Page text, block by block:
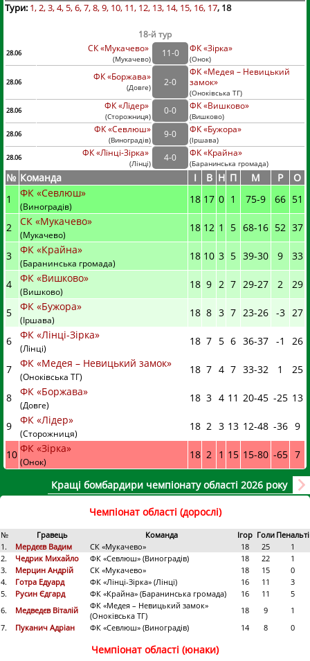
Тури: 1 2 3 4 5 6 7 8 9 10 11 12 13 14 15 16 17 18
18-й тур
28.06 СК «Мукачево»
(Мукачево)
11-0 ФК «Зірка»
(Онок)
28.06
ФК «Боржава»
(Довге)
2-0
ФК «Медея – Невицький
замок»
(Оноківська ТГ)
28.06
ФК «Лідер»
(Сторожниця)
0-0 ФК «Вишково»
(Вишково)
28.06
ФК «Севлюш»
(Виноградів)
9-0 ФК «Бужора»
(Іршава)
28.06
ФК «Лінці-Зірка»
(Лінці)
4-0 ФК «Крайна»
(Баранинська громада)
№ Команда I В Н П М Р
О
1
ФК «Севлюш»
(Виноградів)
18 17 0 1 75-9 66 51
2 СК «Мукачево»
(Мукачево)
18 12 1 5 68-16 52 37
3 ФК «Крайна»
(Баранинська громада)
18 10 3 5 39-30 9 33
4 ФК «Вишково»
(Вишково)
18 9 2 7 29-27 2 29
5 ФК «Бужора»
(Іршава)
18 8 3 7 23-26 -3 27
6 ФК «Лінці-Зірка»
(Лінці)
18 7 5 6 36-37 -1 26
7 ФК «Медея – Невицький замок»
(Оноківська ТГ)
18 7 4 7 33-32 1 25
8 ФК «Боржава»
(Довге)
18 3 4 11 20-45 -25 13
9 ФК «Лідер»
(Сторожниця)
18 2 3 13 12-48 -36 9
10 ФК «Зірка»
(Онок)
18 2 1 15 15-80 -65 7
Кращі бомбардири чемпіонату області 2026 року
Чемпіонат області (дорослі)
№ Гравець Команда Ігор Голи Пенальті
1.
Мердєєв Вадим СК «Мукачево» 18 25
1
2.
Чедрик Михайло ФК «Севлюш» (Виноградів) 18 22
1
3.
Мерцин Андрій СК «Мукачево» 18 15
0
4.
Готра Едуард ФК «Лінці-Зірка» (Лінці) 16 11
3
5.
Русин Єдгард ФК «Крайна» (Баранинська громада) 16 11
5
6.
Медведєв Віталій
ФК «Медея – Невицький замок»
(Оноківська ТГ)
18 9
1
7.
Пуканич Адріан ФК «Севлюш» (Виноградів) 14 8 0
Чемпіонат області (юнаки)